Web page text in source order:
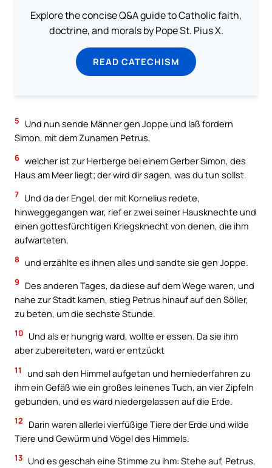
Explore the concise Q&A guide to Catholic faith,
doctrine, and morals by Pope St. Pius X.
READ CATECHISM
5
Und nun sende Männer gen Joppe und laß fordern
Simon, mit dem Zunamen Petrus,
6 welcher ist zur Herberge bei einem Gerber Simon, des
Haus am Meer liegt; der wird dir sagen, was du tun sollst.
7 Und da der Engel, der mit Kornelius redete,
hinweggegangen war, rief er zwei seiner Hausknechte und
einen gottesfürchtigen Kriegsknecht von denen, die ihm
aufwarteten,
8 und erzählte es ihnen alles und sandte sie gen Joppe.
9
Des anderen Tages, da diese auf dem Wege waren, und
nahe zur Stadt kamen, stieg Petrus hinauf auf den Söller,
zu beten, um die sechste Stunde.
10 Und als er hungrig ward, wollte er essen. Da sie ihm
aber zubereiteten, ward er entzückt
11
und sah den Himmel aufgetan und herniederfahren zu
ihm ein Gefäß wie ein großes leinenes Tuch, an vier Zipfeln
gebunden, und es ward niedergelassen auf die Erde.
12
Darin waren allerlei vierfüßige Tiere der Erde und wilde
Tiere und Gewürm und Vögel des Himmels.
13 Und es geschah eine Stimme zu ihm: Stehe auf, Petrus,